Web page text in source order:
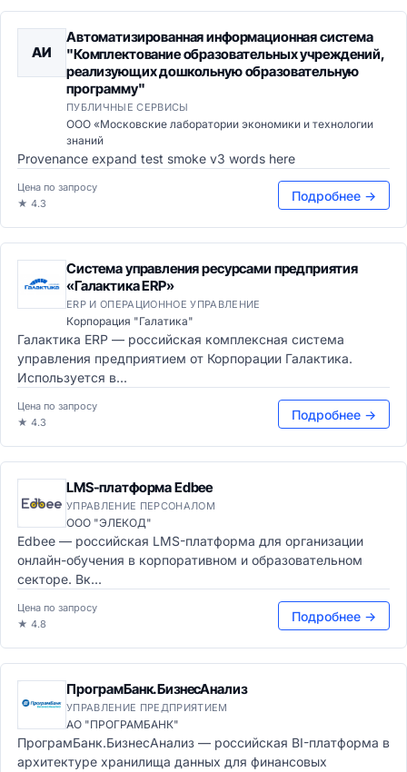
АИ
Автоматизированная информационная система
"Комплектование образовательных учреждений,
реализующих дошкольную образовательную
программу"
ПУБЛИЧНЫЕ СЕРВИСЫ
ООО «Московские лаборатории экономики и технологии
знаний
Provenance expand test smoke v3 words here
Цена по запросу
★ 4.3
Подробнее →
Система управления ресурсами предприятия
«Галактика ERP»
ERP И ОПЕРАЦИОННОЕ УПРАВЛЕНИЕ
Корпорация "Галатика"
Галактика ERP — российская комплексная система
управления предприятием от Корпорации Галактика.
Используется в...
Цена по запросу
★ 4.3
Подробнее →
LMS-платформа Edbee
УПРАВЛЕНИЕ ПЕРСОНАЛОМ
ООО "ЭЛЕКОД"
Edbee — российская LMS-платформа для организации
онлайн-обучения в корпоративном и образовательном
секторе. Вк...
Цена по запросу
★ 4.8
Подробнее →
ПрограмБанк.БизнесАнализ
УПРАВЛЕНИЕ ПРЕДПРИЯТИЕМ
АО "ПРОГРАМБАНК"
ПрограмБанк.БизнесАнализ — российская BI-платформа в
архитектуре хранилища данных для финансовых